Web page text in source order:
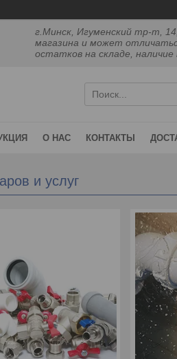
г.Минск, Игуменский тр-т,
магазина и может
остатков на складе,
О НАС КОНТАКТЫ
и услуг